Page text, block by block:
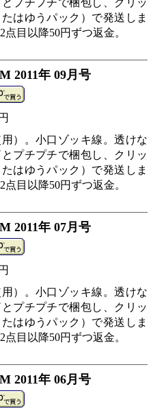
はゆうパック）で発送しま
目以降50円ずつ返金。
2011年 09月号
円
）。小口ゾッキ線。透けな
プチプチで梱包し、クリッ
はゆうパック）で発送しま
目以降50円ずつ返金。
2011年 07月号
円
）。小口ゾッキ線。透けな
プチプチで梱包し、クリッ
はゆうパック）で発送しま
目以降50円ずつ返金。
2011年 06月号